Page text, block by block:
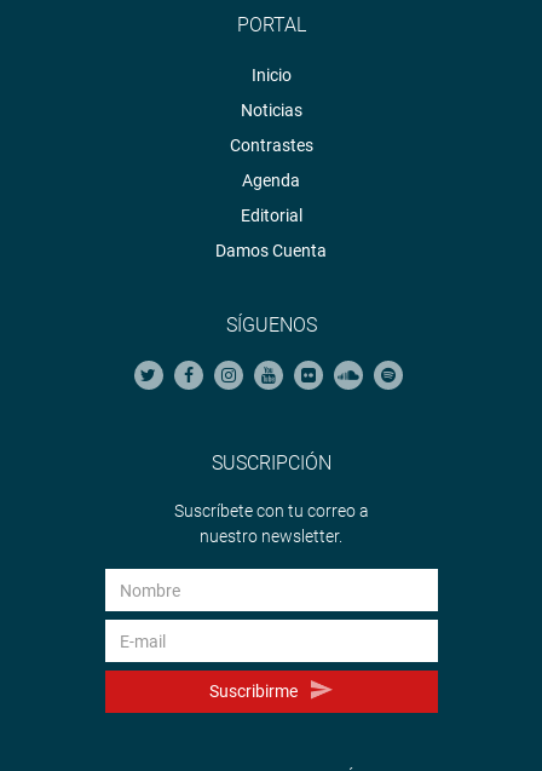
PORTAL
Inicio
Noticias
Contrastes
Agenda
Editorial
Damos Cuenta
SÍGUENOS
SUSCRIPCIÓN
Suscríbete con tu correo a
nuestro newsletter.
Suscribirme